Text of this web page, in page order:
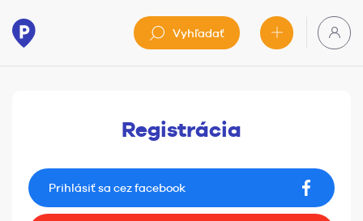
Vyhľadať
Registrácia
Prihlásiť sa cez facebook